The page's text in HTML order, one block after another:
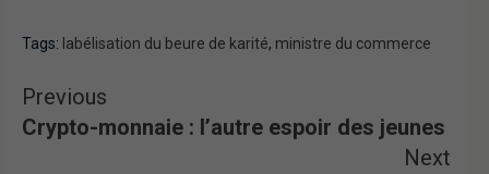
Tags: labélisation du beure de karité, ministre du commerce
Previous
Crypto-monnaie : l’autre espoir des jeunes
Next